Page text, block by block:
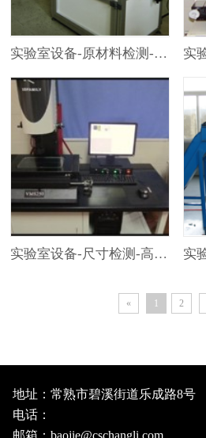
实验室设备-原材料检测-激光涡流分选仪
实验室设备-尺寸检测-高清影像仪
« 1 2
地址：常熟市碧溪街道乐成路8号
电话：
邮箱：baojie@cschangli.com